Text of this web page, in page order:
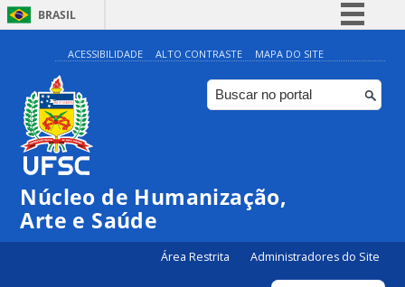
BRASIL
Simplifique!
Comunica BR
Participe
Canais
ACESSIBILIDADE ALTO CONTRASTE MAPA DO SITE
Núcleo de Humanização,
Arte e Saúde
Área Restrita Administradores do Site